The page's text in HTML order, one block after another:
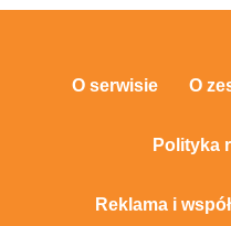
O serwisie O
Polityka
Reklama i